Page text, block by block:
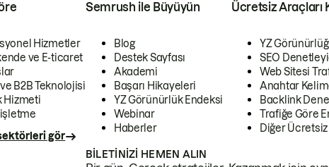
Hizmetler
ve E-ticaret
B2B Teknolojisi
Hizmeti
gör
Semrush ile Büyüyün
Blog
Destek Sayfası
Akademi
Başarı Hikayeleri
YZ Görünürlük Endeksi
Webinar
Haberler
Ücretsiz Araçları
YZ
SEO
Web Sitesi
Anahtar
Backlink
Trafiğe Göre
Diğer
BILETINIZI HEMEN ALIN